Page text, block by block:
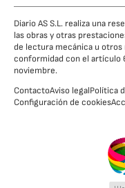
Diario AS S.L. realiza una
las obras y otras
de lectura mecánica u otros
conformidad con el artículo
noviembre.
ContactoAviso legalPolítica
Configuración de cookies